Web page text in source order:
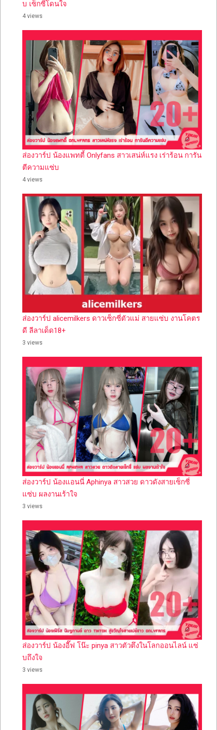
บ เซ็กซี่โดนใจ
4 views
ส่องวาร์ป น้องแพทตี้ Onlyfans สาวเสน่ห์แรง เร่าร้อน การัน
ตีความแซ่บ
4 views
ส่องวาร์ป alicemilkers ดาวเซ็กซี่ตัวแม่ สายแซ่บ งานโคตร
ดี ลีลาเด็ด18+
3 views
ส่องวาร์ป น้องแอนนี่ Aphinya สาวสวย ดาวดังสายเซ็กซี่
แซ่บ ผลงานเร้าใจ
3 views
ส่องวาร์ป น้องอี๊ฟ โน๊ะ pinya สาวตัวตึงในโลกออนไลน์ แซ่
บถึงใจ
3 views